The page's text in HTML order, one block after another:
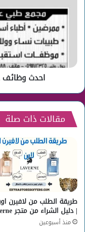
جريدة
الوسيلة
الرياض
احدث وظائف
مقالات ذات صلة
طريقة الطلب من لافيرن
| دليل الشراء من متجر Laverne
منذ أسبوعين